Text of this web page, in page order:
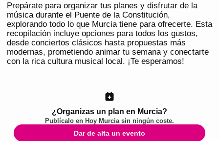
Prepárate para organizar tus planes y disfrutar de la
música durante el Puente de la Constitución,
explorando todo lo que Murcia tiene para ofrecerte. Esta
recopilación incluye opciones para todos los gustos,
desde conciertos clásicos hasta propuestas más
modernas, prometiendo animar tu semana y conectarte
con la rica cultura musical local. ¡Te esperamos!
¿Organizas un plan en Murcia?
Publícalo en Hoy Murcia sin ningún coste.
Dar de alta un evento